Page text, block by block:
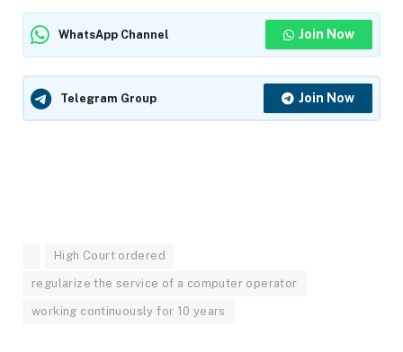
WhatsApp Channel Join Now
Telegram Group Join Now
High Court ordered
regularize the service of a computer operator
working continuously for 10 years